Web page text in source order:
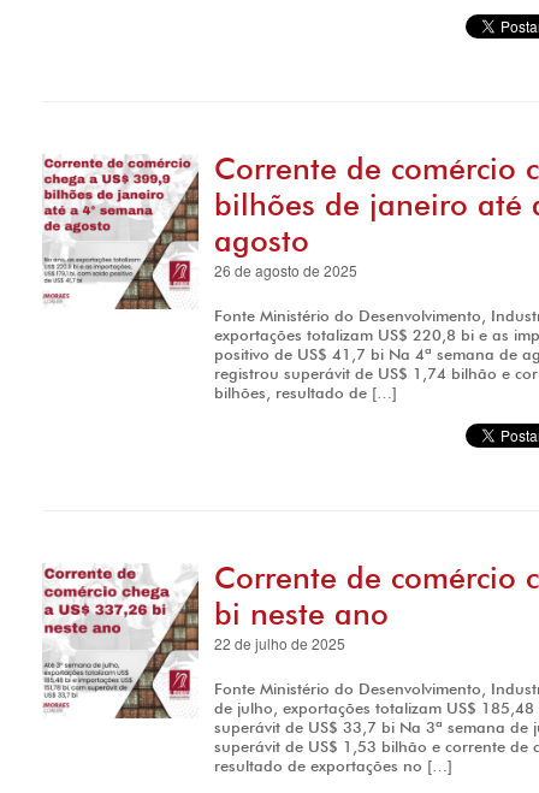
Corrente de comércio
bilhões de janeiro até
agosto
26 de agosto de 2025
Fonte Ministério do Desenvolvimento,
exportações totalizam US$ 220,8 bi e as
positivo de US$ 41,7 bi Na 4ª semana de
registrou superávit de US$ 1,74 bilhão e
bilhões, resultado de […]
Corrente de comércio
bi neste ano
22 de julho de 2025
Fonte Ministério do Desenvolvimento,
de julho, exportações totalizam US$
superávit de US$ 33,7 bi Na 3ª semana de
superávit de US$ 1,53 bilhão e corrente de
resultado de exportações no […]